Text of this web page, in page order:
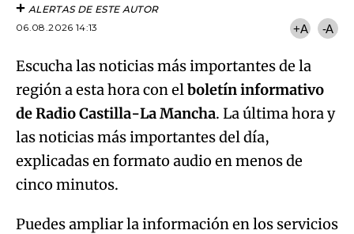
ALERTAS DE ESTE AUTOR
06.08.2026 14:13
+A -A
Escucha las noticias más importantes de la
región a esta hora con elboletín informativo
de Radio Castilla-La Mancha. La última hora y
las noticias más importantes del día,
explicadas en formato audio en menos de
cinco minutos.
Puedes ampliar la información en los servicios